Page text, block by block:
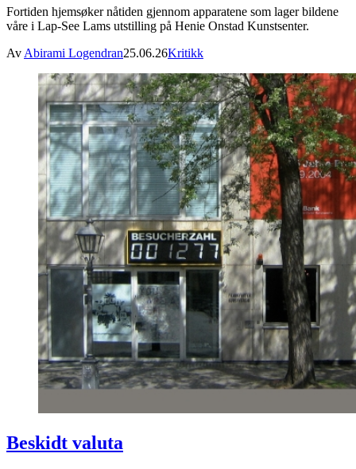
Fortiden hjemsøker nåtiden gjennom apparatene som lager bildene
våre i Lap-See Lams utstilling på Henie Onstad Kunstsenter.
Av Abirami Logendran25.06.26Kritikk
Beskidt valuta